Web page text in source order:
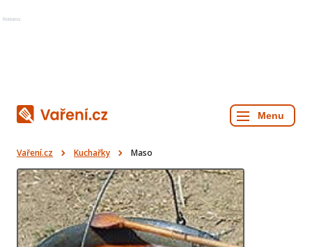
Reklama
Vaření.cz Kuchařky Maso